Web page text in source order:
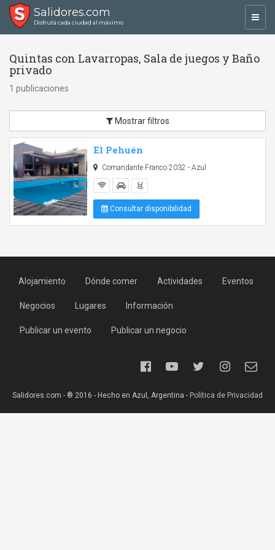
Salidores.com
Disfrutá cada ciudad al máximo
Quintas con Lavarropas, Sala de juegos y Baño
privado
1 publicaciones
Mostrar filtros
El Pehuén
Comandante Franco 2032 - Azul
Consultar disponibilidad
Alojamiento Dónde comer Actividades Eventos
Negocios Lugares Información
Publicar un evento Publicar un negocio
Salidores.com - ® 2016 - Hecho en Azul, Argentina - Política de Privacidad